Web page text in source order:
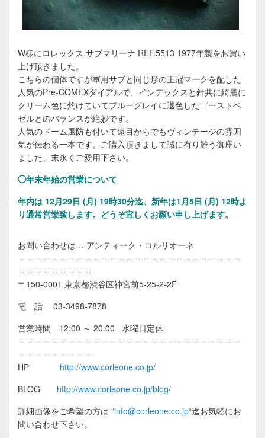
W様にロレックス サブマリーナ REF.5513 1977年製をお買い
上げ頂きました。
こちらの個体ですが軍用サブと同じ形の王冠マークを配した
人気のPre-COMEXダイアルで、インデックスと針共に綺麗に
クリーム色に灼けていてブルーグレイに退色したゴーストベ
ゼルとのバランスが絶妙です。
人気のドーム風防も付いて遠目からでもヴィンテージの雰囲
気が伝わる一本です。ご購入頂きまして誠に有り難う御座い
ました、末永くご愛用下さい。
◯年末年始の営業について
年内は 12月29日 (月) 19時30分迄、新年は1月5日 (月) 12時よ
り通常営業致します。 どうぞ宜しくお願い申し上げます。
お問い合わせは… アンティーク・コルリオーネ
＝＝＝＝＝＝＝＝＝＝＝＝＝＝＝＝＝＝＝＝＝＝＝＝＝＝＝
＝＝＝＝＝＝＝＝＝
〒150-0001 東京都渋谷区神宮前5-25-2-2F
電 話 03-3498-7878
営業時間 12:00 ～ 20:00 水曜日定休
＝＝＝＝＝＝＝＝＝＝＝＝＝＝＝＝＝＝＝＝＝＝＝＝＝＝＝
＝＝＝＝＝＝＝＝＝
HP
http://www.corleone.co.jp/
BLOG http://www.corleone.co.jp/blog/
詳細画像をご希望の方は “info@corleone.co.jp“迄お気軽にお
問い合わせ下さい。